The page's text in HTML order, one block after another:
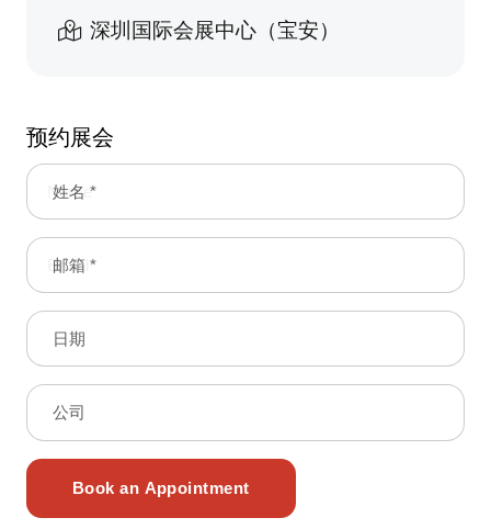
深圳国际会展中心（宝安）
预约展会
姓名 *
邮箱 *
日期
公司
Book an Appointment